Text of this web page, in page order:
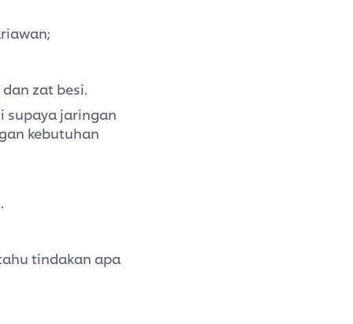
zat besi.
supaya jaringan
kebutuhan
tindakan apa